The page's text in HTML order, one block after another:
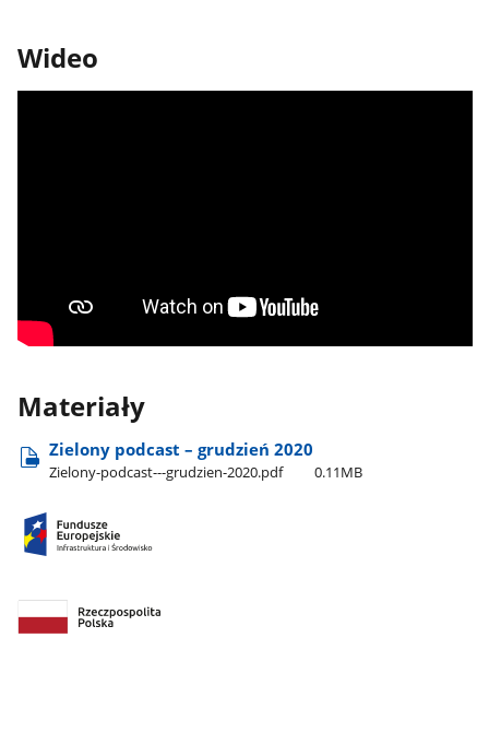
Wideo
Materiały
Zielony podcast – grudzień 2020
Zielony-podcast---grudzien-2020.pdf 0.11MB